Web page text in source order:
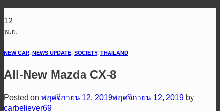
12
พ.ย.
NEW CAR, NEWS UPDATE, SOCIETY, THAILAND
All-New Mazda CX-8
Posted on พฤศจิกายน 12, 2019พฤศจิกายน 12, 2019 by
carbeliever69